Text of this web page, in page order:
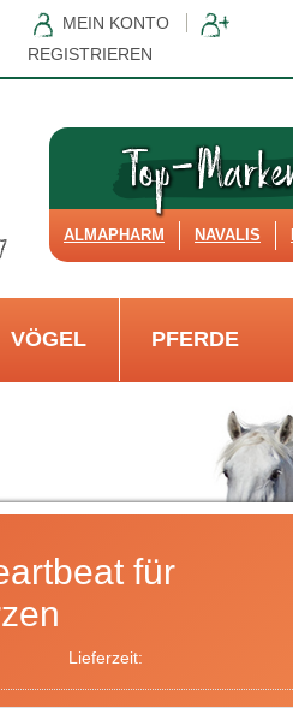
MEIN KONTO
REGISTRIEREN
ALMAPHARM NAVALIS
VÖGEL PFERDE
für
Lieferzeit: